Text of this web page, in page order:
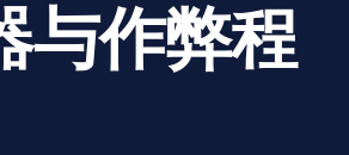
与作弊程